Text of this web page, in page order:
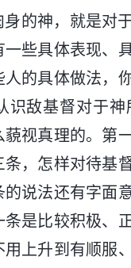
的神，就是对
些具体表现、
的具体做法，
识敌基督对于
视真理的。第
，怎样对待基
说法还有字面
是比较积极、
上升到有顺服